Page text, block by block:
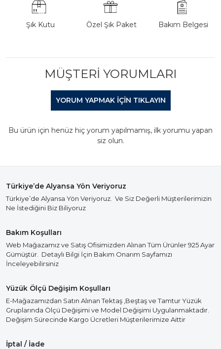
Şık Kutu Özel Şık Paket Bakım Belgesi
MÜŞTERI YORUMLARI
YORUM YAPMAK IÇIN TIKLAYIN
Bu ürün için henüz hiç yorum yapılmamış, ilk yorumu yapan
siz olun.
Türkiye’de Alyansa Yön Veriyoruz
Türkiye’de Alyansa Yön Veriyoruz. Ve Siz Değerli Müşterilerimizin
Ne İstediğini Biz Biliyoruz
Bakım Koşulları
Web Mağazamız ve Satış Ofisimizden Alınan Tüm Ürünler 925 Ayar
Gümüştür. Detaylı Bilgi İçin Bakım Onarım Sayfamızı
İnceleyebilirsiniz
Yüzük Ölçü Değişim Koşulları
E-Mağazamızdan Satın Alınan Tektaş ,Beştaş ve Tamtur Yüzük
Gruplarında Ölçü Değişimi ve Model Değişimi Uygulanmaktadır.
Değişim Sürecinde Kargo Ücretleri Müşterilerimize Aittir
İptal / İade